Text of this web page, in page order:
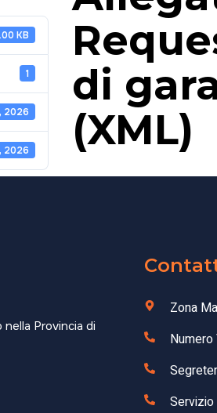
KB
1
2026
2026
di
(XML)
Provincia di
Zona
Servizio